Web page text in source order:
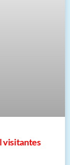
visitantes